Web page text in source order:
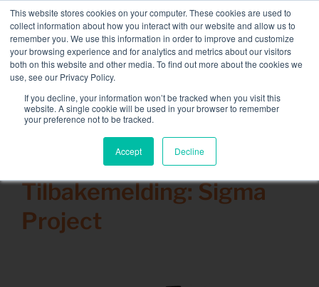
This website stores cookies on your computer. These cookies are used to
collect information about how you interact with our website and allow us to
remember you. We use this information in order to improve and customize
your browsing experience and for analytics and metrics about our visitors
both on this website and other media. To find out more about the cookies we
use, see our Privacy Policy.
If you decline, your information won’t be tracked when you visit this
website. A single cookie will be used in your browser to remember
your preference not to be tracked.
Accept Decline
content
NY FLEET: 3,5 MW / MVA lastbanker tilgjengelig, mer
informasjon her.
TA KONTAKT MED
Toggle
Tilknyttede tjenester
Sektor og løsninger
Selskap
Ressurser
Search
for:
Tilbakemelding: Sigma
Project